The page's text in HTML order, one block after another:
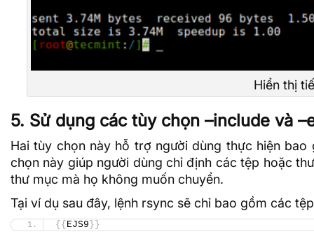
Hiển thị
5. Sử dụng các tùy chọn –include và
Hai tùy chọn này hỗ trợ người dùng thực hiện
chọn này giúp người dùng chỉ định các tệp hoặc
thư mục mà họ không muốn chuyển.
Tại ví dụ sau đây, lệnh rsync sẽ chỉ bao gồm các
{{ EJS9 }}